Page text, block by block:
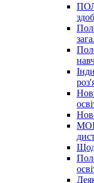
МОН